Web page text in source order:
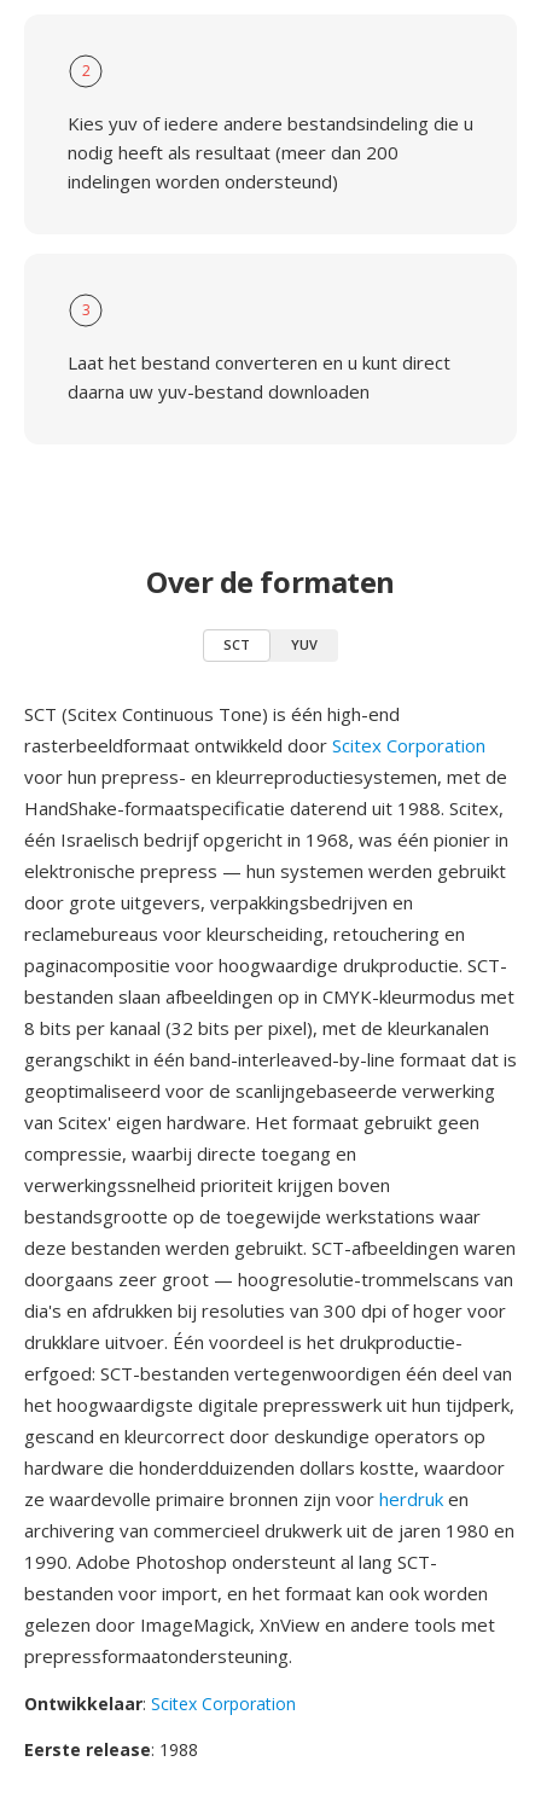
2
Kies yuv of iedere andere bestandsindeling die u
nodig heeft als resultaat (meer dan 200
indelingen worden ondersteund)
3
Laat het bestand converteren en u kunt direct
daarna uw yuv-bestand downloaden
Over de formaten
SCT YUV
SCT (Scitex Continuous Tone) is één high-end
rasterbeeldformaat ontwikkeld door Scitex Corporation
voor hun prepress- en kleurreproductiesystemen, met de
HandShake-formaatspecificatie daterend uit 1988. Scitex,
één Israelisch bedrijf opgericht in 1968, was één pionier in
elektronische prepress — hun systemen werden gebruikt
door grote uitgevers, verpakkingsbedrijven en
reclamebureaus voor kleurscheiding, retouchering en
paginacompositie voor hoogwaardige drukproductie. SCT-
bestanden slaan afbeeldingen op in CMYK-kleurmodus met
8 bits per kanaal (32 bits per pixel), met de kleurkanalen
gerangschikt in één band-interleaved-by-line formaat dat is
geoptimaliseerd voor de scanlijngebaseerde verwerking
van Scitex' eigen hardware. Het formaat gebruikt geen
compressie, waarbij directe toegang en
verwerkingssnelheid prioriteit krijgen boven
bestandsgrootte op de toegewijde werkstations waar
deze bestanden werden gebruikt. SCT-afbeeldingen waren
doorgaans zeer groot — hoogresolutie-trommelscans van
dia's en afdrukken bij resoluties van 300 dpi of hoger voor
drukklare uitvoer. Één voordeel is het drukproductie-
erfgoed: SCT-bestanden vertegenwoordigen één deel van
het hoogwaardigste digitale prepresswerk uit hun tijdperk,
gescand en kleurcorrect door deskundige operators op
hardware die honderdduizenden dollars kostte, waardoor
ze waardevolle primaire bronnen zijn voor herdruk en
archivering van commercieel drukwerk uit de jaren 1980 en
1990. Adobe Photoshop ondersteunt al lang SCT-
bestanden voor import, en het formaat kan ook worden
gelezen door ImageMagick, XnView en andere tools met
prepressformaatondersteuning.
Ontwikkelaar: Scitex Corporation
Eerste release: 1988